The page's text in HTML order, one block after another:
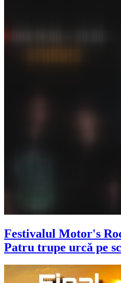
Festivalul Motor's
Patru trupe urcă pe